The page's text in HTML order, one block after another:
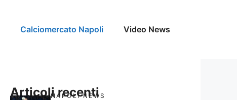
Calciomercato Napoli Video News
Articoli recenti
NAPOLI NEWS